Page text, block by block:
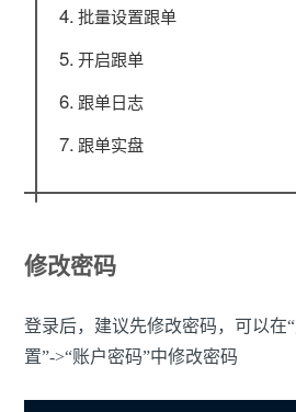
批量设置跟单
开启跟单
跟单日志
跟单实盘
修改密码
登录后，建议先修改密码，可以在
置”->“账户密码”中修改密码